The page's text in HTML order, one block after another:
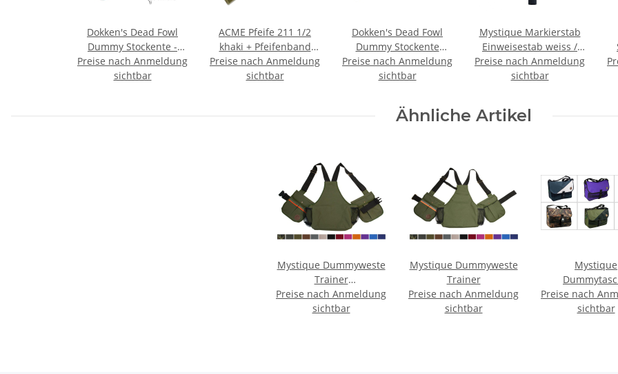
Dokken's Dead Fowl
Dummy Stockente -
Miniature
Preise nach Anmeldung
sichtbar
ACME Pfeife 211 1/2
khaki + Pfeifenband
kostenlos
Preise nach Anmeldung
sichtbar
Dokken's Dead Fowl
Dummy Stockente
Entendummy
Preise nach Anmeldung
sichtbar
Mystique Markierstab
Einweisestab weiss /
schwarz im Set 3 Stück
Preise nach Anmeldung
sichtbar
Ähnliche Artikel
Mystique Dummyweste
Trainer
Kunstoffverschluss
Preise nach Anmeldung
sichtbar
Mystique Dummyweste
Trainer
Preise nach Anmeldung
sichtbar
Mystique
Dummybag
Preise nach
sichtbar